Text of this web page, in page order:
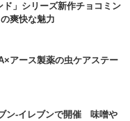
ド」シリーズ新作チョコミン
爽快な魅力
アース製薬の虫ケアステー
ン-イレブンで開催 味噌や